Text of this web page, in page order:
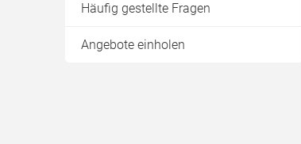
Häufig gestellte Fragen
Angebote einholen